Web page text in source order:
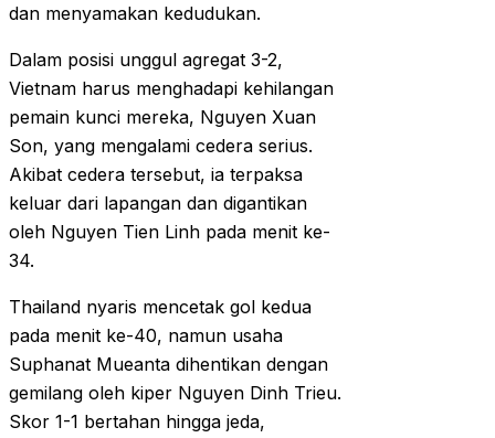
dan menyamakan kedudukan.
Dalam posisi unggul agregat 3-2,
Vietnam harus menghadapi kehilangan
pemain kunci mereka, Nguyen Xuan
Son, yang mengalami cedera serius.
Akibat cedera tersebut, ia terpaksa
keluar dari lapangan dan digantikan
oleh Nguyen Tien Linh pada menit ke-
34.
Thailand nyaris mencetak gol kedua
pada menit ke-40, namun usaha
Suphanat Mueanta dihentikan dengan
gemilang oleh kiper Nguyen Dinh Trieu.
Skor 1-1 bertahan hingga jeda,